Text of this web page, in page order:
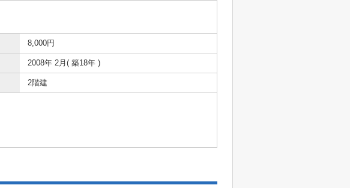
8,000円
2008年 2月( 築18年 )
2階建